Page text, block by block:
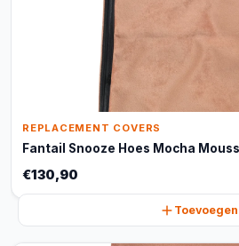
REPLACEMENT COVERS
Fantail Snooze Hoes Mocha
€130,90
Toevoegen